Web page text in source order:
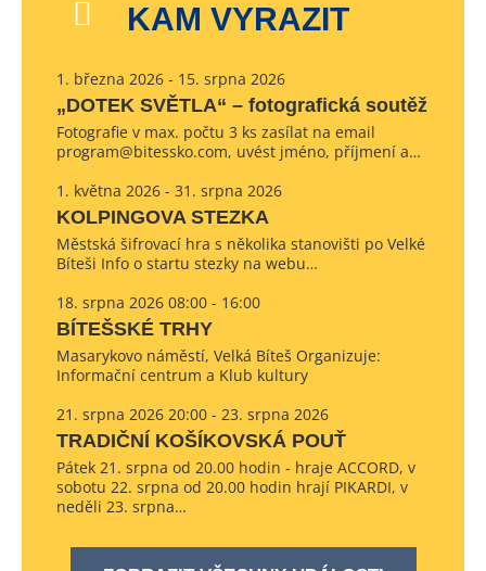
KAM VYRAZIT
1. března 2026 - 15. srpna 2026
„DOTEK SVĚTLA“ – fotografická soutěž
Fotografie v max. počtu 3 ks zasílat na email
program@bitessko.com, uvést jméno, příjmení a…
1. května 2026 - 31. srpna 2026
KOLPINGOVA STEZKA
Městská šifrovací hra s několika stanovišti po Velké
Bíteši Info o startu stezky na webu…
18. srpna 2026 08:00 - 16:00
BÍTEŠSKÉ TRHY
Masarykovo náměstí, Velká Bíteš Organizuje:
Informační centrum a Klub kultury
21. srpna 2026 20:00 - 23. srpna 2026
TRADIČNÍ KOŠÍKOVSKÁ POUŤ
Pátek 21. srpna od 20.00 hodin - hraje ACCORD, v
sobotu 22. srpna od 20.00 hodin hrají PIKARDI, v
neděli 23. srpna…